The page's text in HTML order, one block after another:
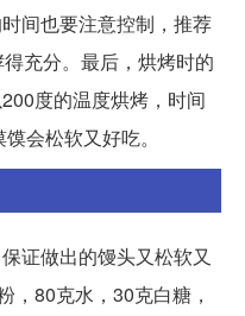
间也要注意控制，推荐
充分。最后，烘烤时的
度的温度烘烤，时间
会松软又好吃。
证做出的馒头又松软又
，80克水，30克白糖，